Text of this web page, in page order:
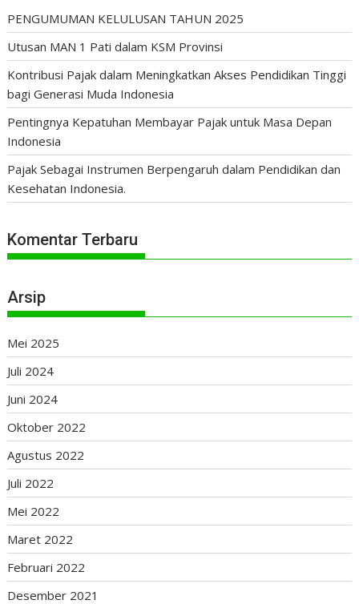
PENGUMUMAN KELULUSAN TAHUN 2025
Utusan MAN 1 Pati dalam KSM Provinsi
Kontribusi Pajak dalam Meningkatkan Akses Pendidikan Tinggi
bagi Generasi Muda Indonesia
Pentingnya Kepatuhan Membayar Pajak untuk Masa Depan
Indonesia
Pajak Sebagai Instrumen Berpengaruh dalam Pendidikan dan
Kesehatan Indonesia.
Komentar Terbaru
Arsip
Mei 2025
Juli 2024
Juni 2024
Oktober 2022
Agustus 2022
Juli 2022
Mei 2022
Maret 2022
Februari 2022
Desember 2021